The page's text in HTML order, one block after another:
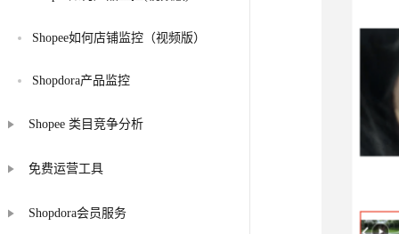
Shopee如何店铺监控（视频版）
Shopdora产品监控
Shopee 类目竞争分析
免费运营工具
Shopdora会员服务